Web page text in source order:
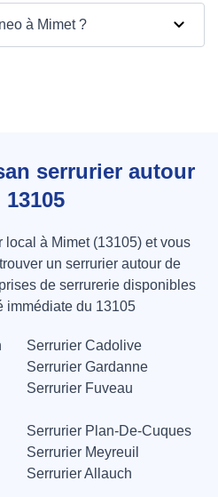
à Mimet ?
serrurier autour
13105
local à Mimet (13105) et vous
un serrurier autour de
de serrurerie disponibles
immédiate du 13105
Serrurier Cadolive
Serrurier Gardanne
Serrurier Fuveau
Serrurier Plan-De-Cuques
Serrurier Meyreuil
Serrurier Allauch